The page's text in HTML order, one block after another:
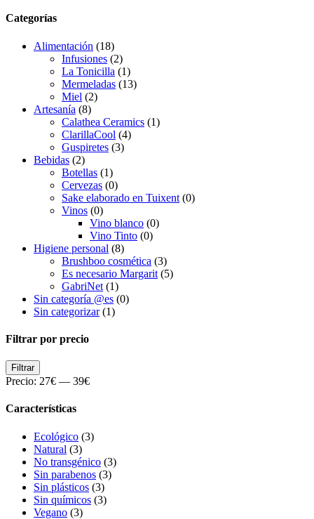
Categorías
Alimentación (18)
Infusiones (2)
La Tonicilla (1)
Mermeladas (13)
Miel (2)
Artesanía (8)
Calathea Ceramics (1)
ClarillaCool (4)
Guspiretes (3)
Bebidas (2)
Botellas (1)
Cervezas (0)
Sake elaborado en Tuixent (0)
Vinos (0)
Vino blanco (0)
Vino Tinto (0)
Higiene personal (8)
Brushboo cosmética (3)
Es necesario Margarit (5)
GabriNet (1)
Sin categoría @es (0)
Sin categorizar (1)
Filtrar por precio
Precio
mínimo
Precio
máximo
Filtrar
Precio: 27€ — 39€
Características
Ecológico (3)
Natural (3)
No transgénico (3)
Sin parabenos (3)
Sin plásticos (3)
Sin químicos (3)
Vegano (3)